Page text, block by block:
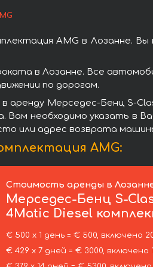
AMG в Лозанне.
в Лозанне. Все
по дорогам.
аренду Мерседес-Бенц S-
Вам необходимо указать в
или адрес возврата
AMG:
Стоимость аренды в
Мерседес-Бенц S-
4Matic Diesel
€ 500 х 1 день = € 500, включено
€ 429 х 7 дней = € 3000, включено